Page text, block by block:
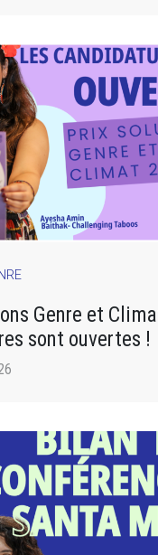
Genre et
sont ouvertes !